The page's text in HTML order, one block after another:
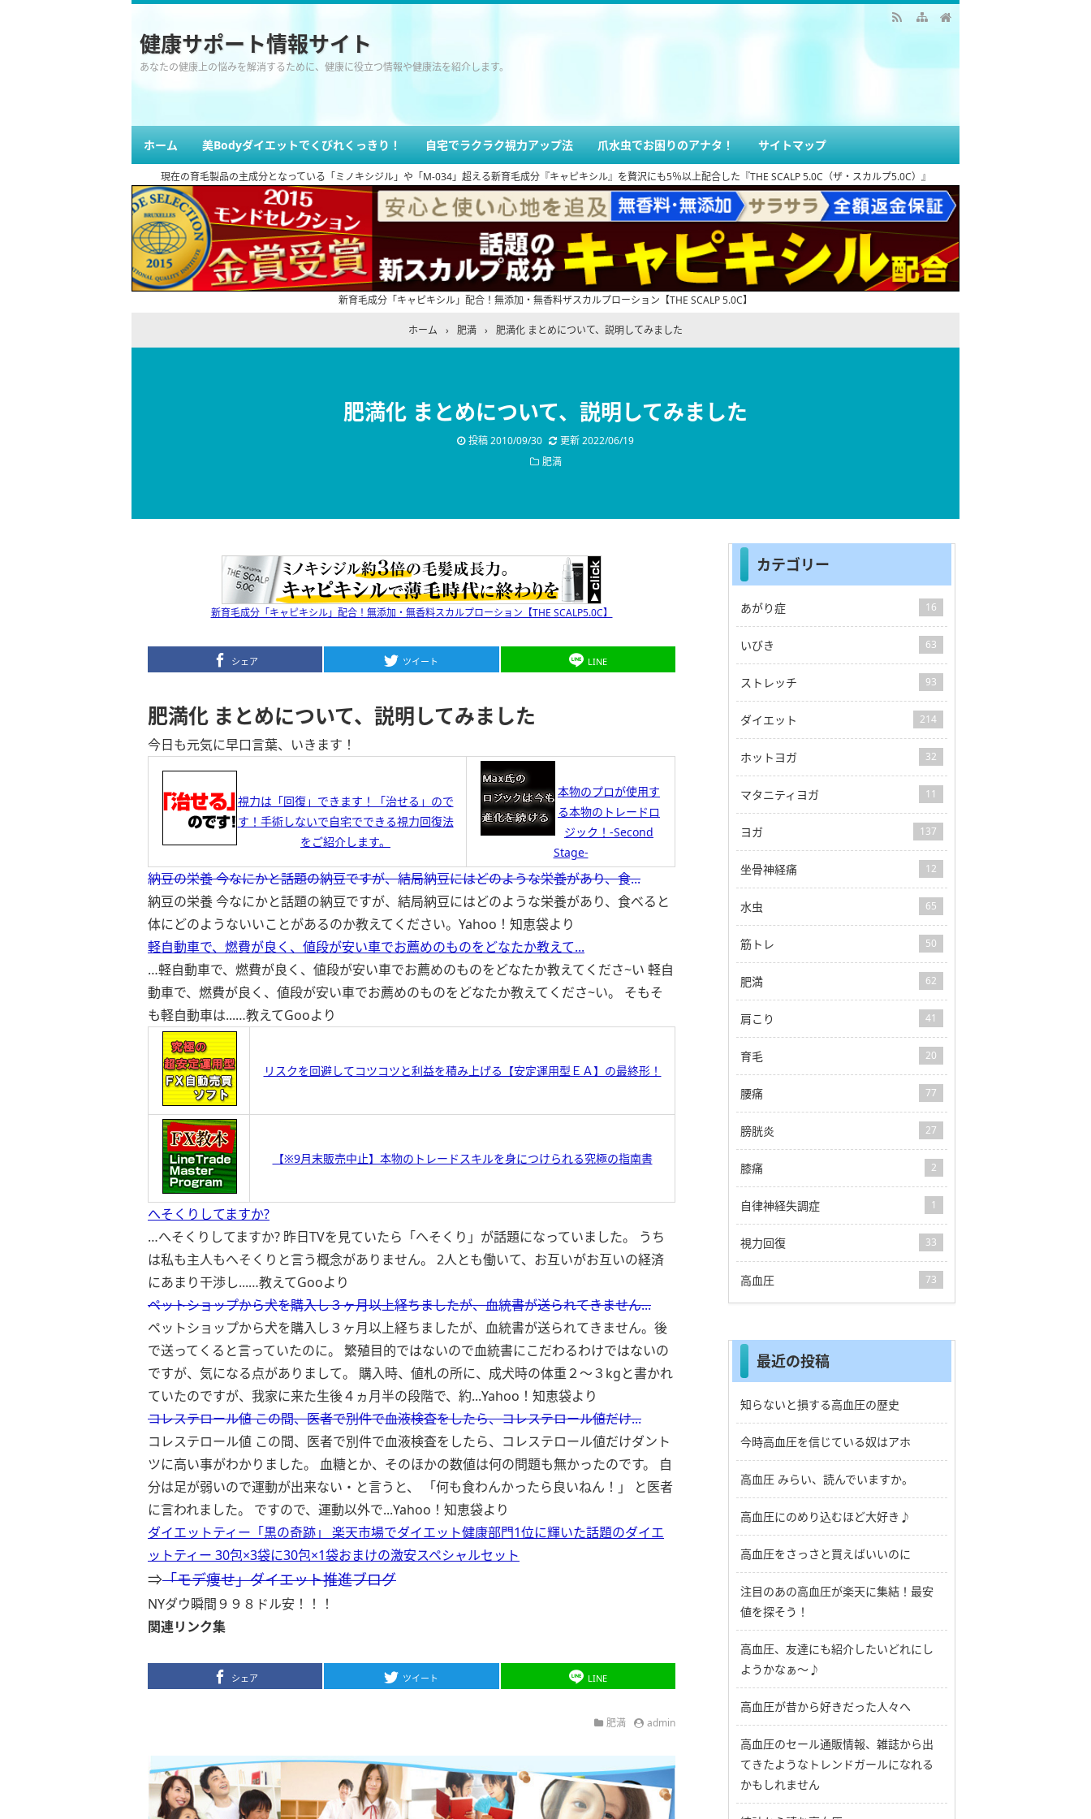
健康サポート情報サイト
あなたの健康上の悩みを解消するために、健康に役立つ情報や健康法を紹介します。
ホーム 美Bodyダイエットでくびれくっきり！ 自宅でラクラク視力アップ法 爪水虫でお困りのアナタ！ サイトマップ
現在の育毛製品の主成分となっている「ミノキシジル」や「M-034」超える新育毛成分『キャピキシル』を贅沢にも5％以上配合した『THE SCALP 5.0C（ザ・スカルプ5.0C）』
新育毛成分「キャピキシル」配合！無添加・無香料ザスカルプローション【THE SCALP 5.0C】
ホーム › 肥満 › 肥満化 まとめについて、説明してみました
肥満化 まとめについて、説明してみました
投稿2010/09/30 更新2022/06/19
肥満
新育毛成分「キャピキシル」配合！無添加・無香料スカルプローション【THE SCALP5.0C】
シェア ツイート LINE
肥満化 まとめについて、説明してみました
今日も元気に早口言葉、いきます！
視力は「回復」できます！「治せる」ので
す！手術しないで自宅でできる視力回復法
をご紹介します。
本物のプロが使用す
る本物のトレードロ
ジック！-Second
Stage-
納豆の栄養 今なにかと話題の納豆ですが、結局納豆にはどのような栄養があり、食...
納豆の栄養 今なにかと話題の納豆ですが、結局納豆にはどのような栄養があり、食べると
体にどのようないいことがあるのか教えてください。 Yahoo！知恵袋より
軽自動車で、燃費が良く、値段が安い車でお薦めのものをどなたか教えて...
…軽自動車で、燃費が良く、値段が安い車でお薦めのものをどなたか教えてくださ~い 軽自
動車で、燃費が良く、値段が安い車でお薦めのものをどなたか教えてくださ~い。 そもそ
も軽自動車は...…教えてGooより
リスクを回避してコツコツと利益を積み上げる【安定運用型ＥＡ】の最終形！
【※9月末販売中止】本物のトレードスキルを身につけられる究極の指南書
へそくりしてますか?
…へそくりしてますか? 昨日TVを見ていたら「へそくり」が話題になっていました。 うち
は私も主人もへそくりと言う概念がありません。 2人とも働いて、お互いがお互いの経済
にあまり干渉し...…教えてGooより
ペットショップから犬を購入し３ヶ月以上経ちましたが、血統書が送られてきません...
ペットショップから犬を購入し３ヶ月以上経ちましたが、血統書が送られてきません。後
で送ってくると言っていたのに。 繁殖目的ではないので血統書にこだわるわけではないの
ですが、気になる点がありまして。 購入時、値札の所に、成犬時の体重２～３kgと書かれ
ていたのですが、我家に来た生後４ヵ月半の段階で、約...Yahoo！知恵袋より
コレステロール値 この間、医者で別件で血液検査をしたら、コレステロール値だけ...
コレステロール値 この間、医者で別件で血液検査をしたら、コレステロール値だけダント
ツに高い事がわかりました。 血糖とか、そのほかの数値は何の問題も無かったのです。 自
分は足が弱いので運動が出来ない・と言うと、 「何も食わんかったら良いねん！」 と医者
に言われました。 ですので、運動以外で...Yahoo！知恵袋より
ダイエットティー「黒の奇跡」 楽天市場でダイエット健康部門1位に輝いた話題のダイエ
ットティー 30包×3袋に30包×1袋おまけの激安スペシャルセット
⇒「モデ痩せ」ダイエット推進ブログ
NYダウ瞬間９９８ドル安！！！
関連リンク集
シェア ツイート LINE
肥満 admin
カテゴリー
あがり症 16
いびき 63
ストレッチ 93
ダイエット 214
ホットヨガ 32
マタニティヨガ 11
ヨガ 137
坐骨神経痛 12
水虫 65
筋トレ 50
肥満 62
肩こり 41
育毛 20
腰痛 77
膀胱炎 27
膝痛 2
自律神経失調症 1
視力回復 33
高血圧 73
最近の投稿
知らないと損する高血圧の歴史
今時高血圧を信じている奴はアホ
高血圧 みらい、読んでいますか。
高血圧にのめり込むほど大好き♪
高血圧をさっさと買えばいいのに
注目のあの高血圧が楽天に集結！最安
値を探そう！
高血圧、友達にも紹介したいどれにし
ようかなぁ～♪
高血圧が昔から好きだった人々へ
高血圧のセール通販情報、雑誌から出
てきたようなトレンドガールになれる
かもしれません